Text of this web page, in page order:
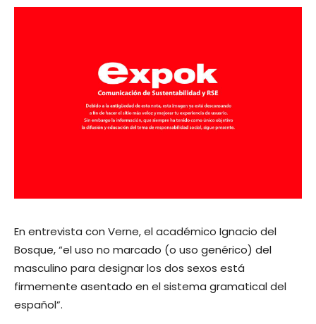
En entrevista con Verne, el académico Ignacio del
Bosque, “el uso no marcado (o uso genérico) del
masculino para designar los dos sexos está
firmemente asentado en el sistema gramatical del
español”.